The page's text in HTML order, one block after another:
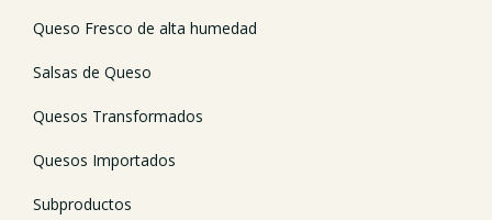
Queso Fresco de alta humedad
Salsas de Queso
Quesos Transformados
Quesos Importados
Subproductos